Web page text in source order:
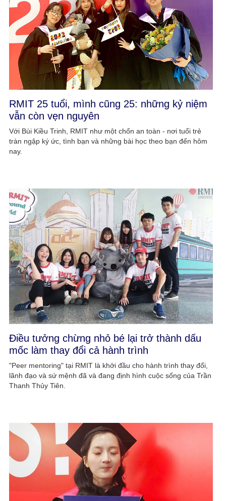
RMIT 25 tuổi, mình cũng 25: những kỷ niệm
vẫn còn vẹn nguyên
Với Bùi Kiều Trinh, RMIT như một chốn an toàn - nơi tuổi trẻ
tràn ngập ký ức, tình bạn và những bài học theo bạn đến hôm
nay.
Điều tưởng chừng nhỏ bé lại trở thành dấu
mốc làm thay đổi cả hành trình
"Peer mentoring" tại RMIT là khởi đầu cho hành trình thay đổi,
lãnh đạo và sứ mệnh đã và đang định hình cuộc sống của Trần
Thanh Thủy Tiên.